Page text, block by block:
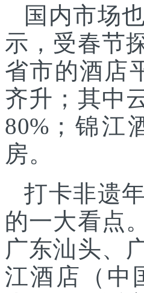
国内市场
示，受春节
省市的酒店
齐升；其中
80%；锦江
房。
打卡非遗
的一大看点
广东汕头、
江酒店（中